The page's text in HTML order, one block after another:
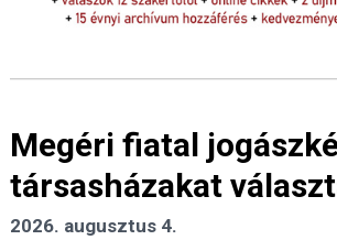
Megéri fiatal
társasházakat
2026. augusztus 4.